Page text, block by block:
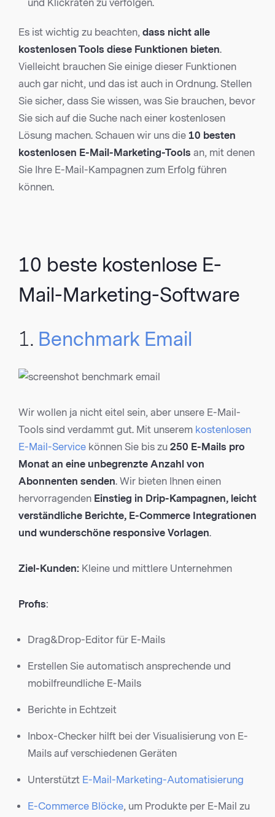
und Klickraten zu verfolgen.
Es ist wichtig zu beachten, dass nicht alle
kostenlosen Tools diese Funktionen bieten.
Vielleicht brauchen Sie einige dieser Funktionen
auch gar nicht, und das ist auch in Ordnung. Stellen
Sie sicher, dass Sie wissen, was Sie brauchen, bevor
Sie sich auf die Suche nach einer kostenlosen
Lösung machen. Schauen wir uns die 10 besten
kostenlosen E-Mail-Marketing-Tools an, mit denen
Sie Ihre E-Mail-Kampagnen zum Erfolg führen
können.
10 beste kostenlose E-
Mail-Marketing-Software
1. Benchmark Email
Wir wollen ja nicht eitel sein, aber unsere E-Mail-
Tools sind verdammt gut. Mit unserem kostenlosen
E-Mail-Service können Sie bis zu 250 E-Mails pro
Monat an eine unbegrenzte Anzahl von
Abonnenten senden. Wir bieten Ihnen einen
hervorragenden Einstieg in Drip-Kampagnen, leicht
verständliche Berichte, E-Commerce Integrationen
und wunderschöne responsive Vorlagen.
Ziel-Kunden: Kleine und mittlere Unternehmen
Profis:
Drag&Drop-Editor für E-Mails
Erstellen Sie automatisch ansprechende und
mobilfreundliche E-Mails
Berichte in Echtzeit
Inbox-Checker hilft bei der Visualisierung von E-
Mails auf verschiedenen Geräten
Unterstützt E-Mail-Marketing-Automatisierung
E-Commerce Blöcke, um Produkte per E-Mail zu